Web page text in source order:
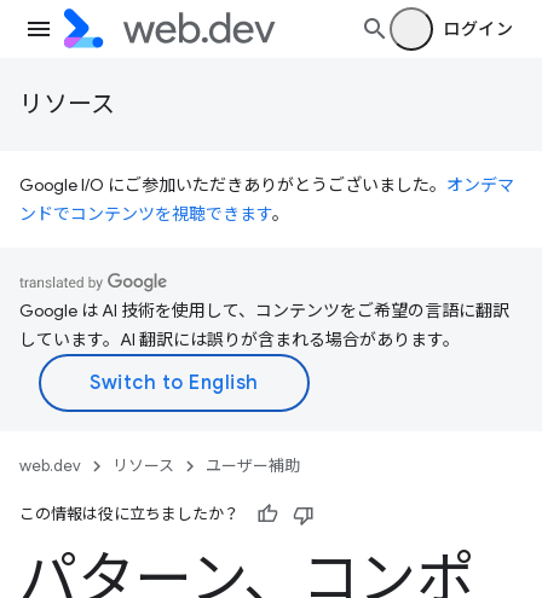
ログイン
リソース
Google I/O にご参加いただきありがとうございました。 オンデマ
ンドでコンテンツを視聴できます。
Google は AI 技術を使用して、コンテンツをご希望の言語に翻訳
しています。AI 翻訳には誤りが含まれる場合があります。
web.dev リソース ユーザー補助
この情報は役に立ちましたか？
パターン、コンポ